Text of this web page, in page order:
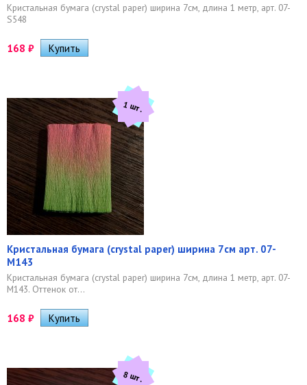
Кристальная бумага (crystal paper) ширина 7см, длина 1 метр, арт. 07-
S548
168 ₽
1 шт.
Кристальная бумага (crystal paper) ширина 7см арт. 07-
M143
​ Кристальная бумага (crystal paper) ширина 7см, длина 1 метр, арт. 07-
M143. Оттенок от...
168 ₽
8 шт.